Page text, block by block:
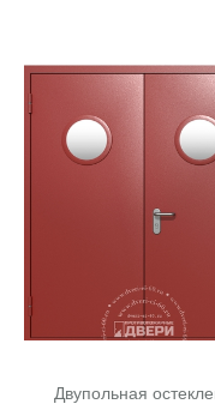
Двупольная